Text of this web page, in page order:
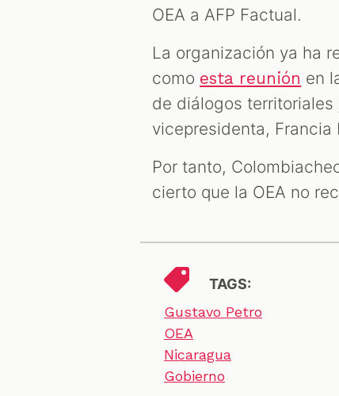
OEA a AFP Factual.
La organización ya ha
como esta reunión en
de diálogos
vicepresidenta, Francia
Por tanto,
cierto que la OEA no
TAGS:
Gustavo Petro
OEA
Nicaragua
Gobierno